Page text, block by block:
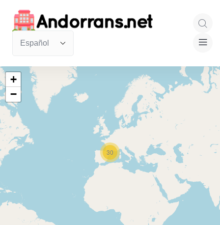
30
+
−